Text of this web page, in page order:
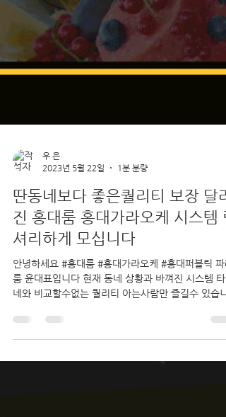
우 은
2023년 5월 22일
1분 분량
딴동네보다 좋은퀄리티 보장 달라
진 홍대룸 홍대가라오케 시스템
셔리하게 모십니다
안녕하세요 #홍대룸 #홍대가라오케 #홍대퍼블릭 파
네와 비교할수없는 퀄리티 아는사람만 즐길수 있습니
다. 홍퍼블릭 #홍대노래방 #홍대룸빵 #신촌룸 #신촌